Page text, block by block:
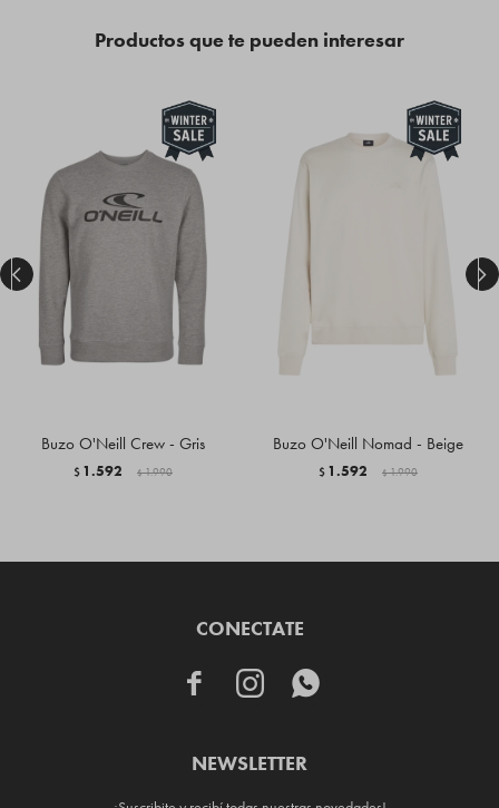
Productos que te pueden interesar
Buzo O'Neill Crew - Gris
$ 1.592 $ 1.990
Buzo O'Neill Nomad - Beige
$ 1.592 $ 1.990
 
CONECTATE
  
NEWSLETTER